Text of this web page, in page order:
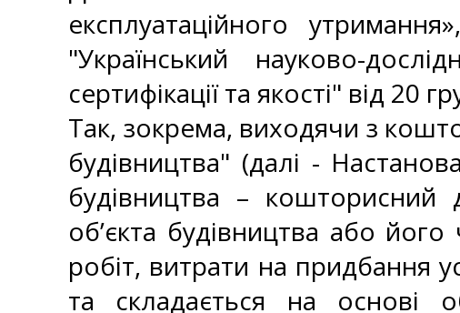
експлуатаційного
"Український науково-
сертифікації та якості" від 20
Так, зокрема, виходячи з
будівництва" (далі -
будівництва – кошторисний
об’єкта будівництва або
робіт, витрати на придбання
та складається на основі